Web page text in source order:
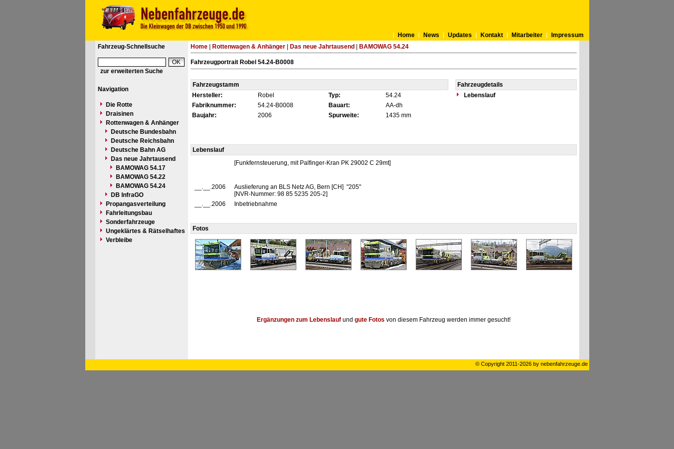
Home News Updates Kontakt Mitarbeiter
Impressum
Fahrzeug-Schnellsuche
zur erweiterten Suche
Navigation
Die Rotte
Draisinen
Rottenwagen & Anhänger
Deutsche Bundesbahn
Deutsche Reichsbahn
Deutsche Bahn AG
Das neue Jahrtausend
BAMOWAG 54.17
BAMOWAG 54.22
BAMOWAG 54.24
DB InfraGO
Propangasverteilung
Fahrleitungsbau
Sonderfahrzeuge
Ungeklärtes & Rätselhaftes
Verbleibe
Home| Rottenwagen & Anhänger| Das neue Jahrtausend BAMOWAG 54.24
Fahrzeugportrait Robel 54.24-B0008
Fahrzeugstamm
Fahrzeugdetails
Hersteller:
Robel Typ: 54.24
Lebenslauf
Fabriknummer:
54.24-B0008 Bauart:
AA-dh
Baujahr:
2006 Spurweite: 1435 mm
Lebenslauf
[Funkfernsteuerung, mit Palfinger-Kran PK 29002 C 29mt]
__.__.2006
Auslieferung an BLS Netz AG, Bern [CH] "205"
[NVR-Nummer: 98 85 5235 205-2]
__.__.2006
Inbetriebnahme
Fotos
Ergänzungen zum Lebenslaufund gute Fotos von diesem Fahrzeug werden immer gesucht!
© Copyright 2011-2026 by nebenfahrzeuge.de